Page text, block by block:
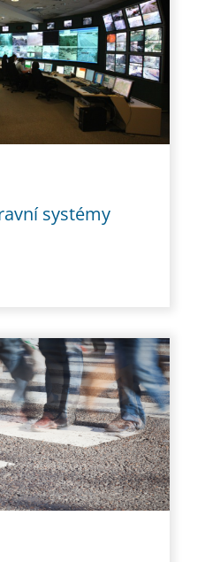
systémy